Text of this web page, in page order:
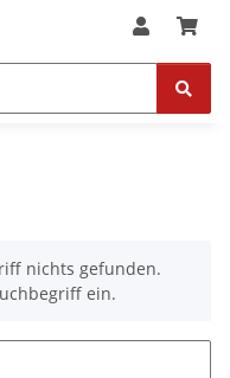
nichts gefunden.
ein.